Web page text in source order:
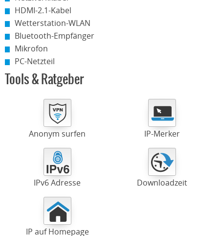
HDMI-2.1-Kabel
Wetterstation-WLAN
Bluetooth-Empfänger
Mikrofon
PC-Netzteil
Tools & Ratgeber
Anonym surfen IP-Merker
IPv6 Adresse Downloadzeit
IP auf Homepage